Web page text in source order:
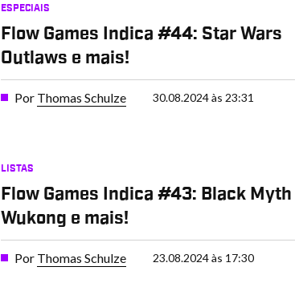
ESPECIAIS
Flow Games Indica #44: Star Wars
Outlaws e mais!
Por Thomas Schulze 30.08.2024 às 23:31
LISTAS
Flow Games Indica #43: Black Myth
Wukong e mais!
Por Thomas Schulze 23.08.2024 às 17:30